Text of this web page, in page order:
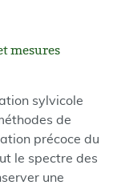
mesures
sylvicole
de
précoce du
le spectre des
une